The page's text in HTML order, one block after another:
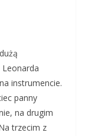
instrumencie.
panny
na drugim
trzecim z